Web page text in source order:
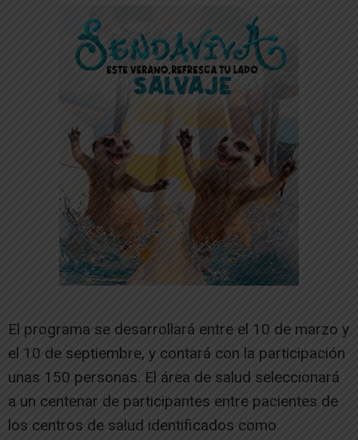
El programa se desarrollará entre el 10 de marzo y
el 10 de septiembre, y contará con la participación
unas 150 personas. El área de salud seleccionará
a un centenar de participantes entre pacientes de
los centros de salud identificados como